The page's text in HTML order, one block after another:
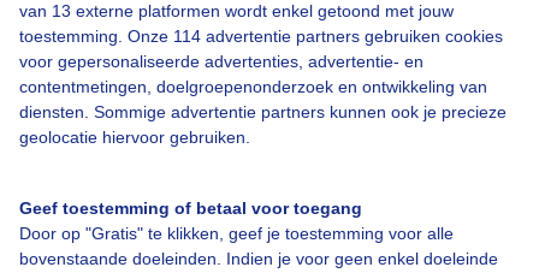
van 13 externe platformen wordt enkel getoond met jouw
toestemming. Onze 114 advertentie partners gebruiken cookies
voor gepersonaliseerde advertenties, advertentie- en
contentmetingen, doelgroepenonderzoek en ontwikkeling van
diensten. Sommige advertentie partners kunnen ook je precieze
geolocatie hiervoor gebruiken.
Geef toestemming of betaal voor toegang
Door op "Gratis" te klikken, geef je toestemming voor alle
bovenstaande doeleinden. Indien je voor geen enkel doeleinde
Over Buienradar
Bedrijfsgegevens
Contact
Toegankelijkheid